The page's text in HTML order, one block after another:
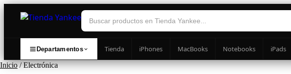
Departamentos Tienda iPhones MacBooks Notebooks iPads
Inicio/ Electrónica